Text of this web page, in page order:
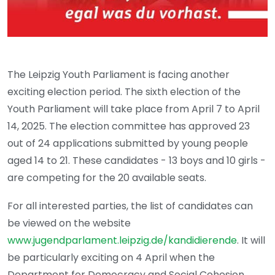
The Leipzig Youth Parliament is facing another
exciting election period. The sixth election of the
Youth Parliament will take place from April 7 to April
14, 2025. The election committee has approved 23
out of 24 applications submitted by young people
aged 14 to 21. These candidates - 13 boys and 10 girls -
are competing for the 20 available seats.
For all interested parties, the list of candidates can
be viewed on the website
www.jugendparlament.leipzig.de/kandidierende. It will
be particularly exciting on 4 April when the